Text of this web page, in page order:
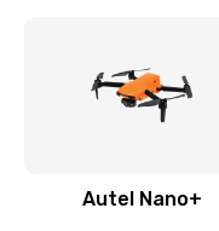
Autel Nano+